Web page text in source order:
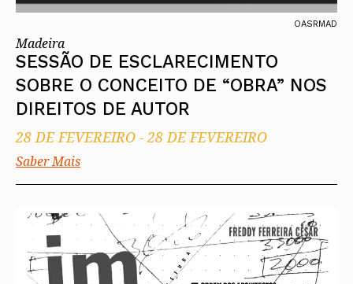
OASRMAD
Madeira
SESSÃO DE ESCLARECIMENTO
SOBRE O CONCEITO DE “OBRA” NOS
DIREITOS DE AUTOR
28 DE FEVEREIRO - 28 DE FEVEREIRO
Saber Mais